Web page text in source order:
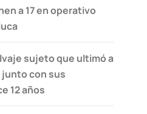
a 17 en operativo
sujeto que ultimó a
con sus
12 años